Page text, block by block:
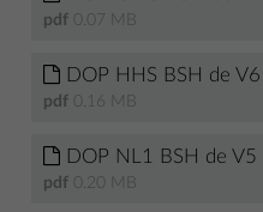
pdf 0.07 MB
DOP HHS BSH de
pdf 0.16 MB
DOP NL1 BSH de V5
pdf 0.20 MB